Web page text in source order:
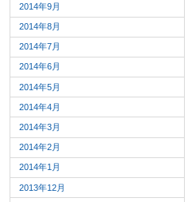
2014年9月
2014年8月
2014年7月
2014年6月
2014年5月
2014年4月
2014年3月
2014年2月
2014年1月
2013年12月